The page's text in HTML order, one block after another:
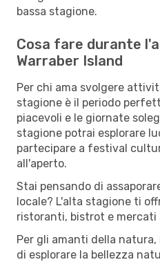
bassa stagione.
Cosa fare durante
Warraber Island
Per chi ama svolgere
stagione è il periodo
piacevoli e le giornate
stagione potrai esplorare
partecipare a festival
all'aperto.
Stai pensando di
locale? L'alta stagione ti
ristoranti, bistrot e mercati
Per gli amanti della
di esplorare la bellezza